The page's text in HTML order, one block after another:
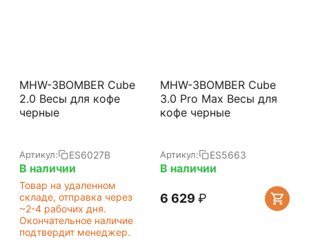
MHW-3BOMBER Cube
2.0 Весы для кофе
черные
Артикул: ES6027B
В наличии
Товар на удаленном
складе, отправка через
~2-4 рабочих дня.
Окончательное наличие
подтвердит менеджер.
MHW-3BOMBER Cube
3.0 Pro Max Весы для
кофе черные
Артикул: ES5663
В наличии
6 629 ₽